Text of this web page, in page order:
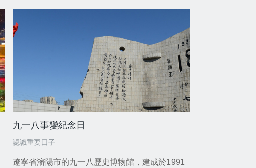
九一八事變紀念日
認識重要日子
遼寧省瀋陽市的九一八歷史博物館，建成於1991